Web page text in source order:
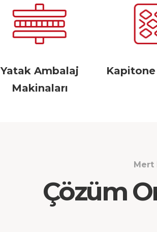
Yatak Ambalaj
Makinaları
Kapitone
Mert
Çözüm